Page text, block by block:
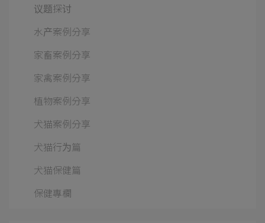
议题探讨
水产案例分享
家畜案例分享
家禽案例分享
植物案例分享
犬猫案例分享
犬猫行为篇
犬猫保健篇
保健專欄